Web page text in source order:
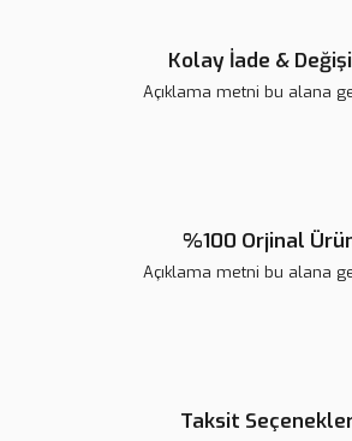
Kolay İade &
Açıklama metni bu alana
%100 Orjinal
Açıklama metni bu alana
Taksit